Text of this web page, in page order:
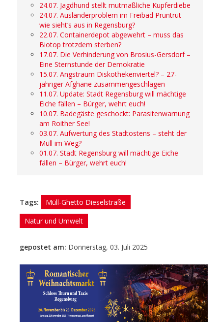
24.07. Jagdhund stellt mutmaßliche Kupferdiebe
24.07. Ausländerproblem im Freibad Pruntrut –
wie sieht‘s aus in Regensburg?
22.07. Containerdepot abgewehrt – muss das
Biotop trotzdem sterben?
17.07. Die Verhinderung von Brosius-Gersdorf –
Eine Sternstunde der Demokratie
15.07. Angstraum Diskothekenviertel? – 27-
jähriger Afghane zusammengeschlagen
11.07. Update: Stadt Regensburg will mächtige
Eiche fällen – Bürger, wehrt euch!
10.07. Badegäste geschockt: Parasitenwarnung
am Roither See!
03.07. Aufwertung des Stadtostens – steht der
Müll im Weg?
01.07. Stadt Regensburg will mächtige Eiche
fällen – Bürger, wehrt euch!
Tags:
Müll-Ghetto Dieselstraße
Natur und Umwelt
gepostet am: Donnerstag, 03. Juli 2025
- Anzeige -